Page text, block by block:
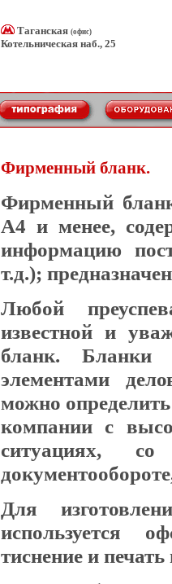
Таганская (офис)
Котельническая наб., 25
Фирменный бланк.
Фирменный
А4 и менее,
информацию
т.д.);
Любой
известной и
бланк. Бланки
элементами
можно
компании с
ситуациях,
Для
используется
тиснение и